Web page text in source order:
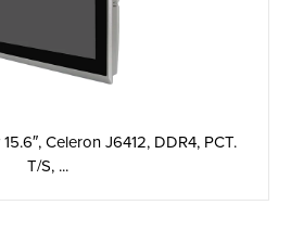
Celeron J6412, DDR4, PCT.
T/S, ...